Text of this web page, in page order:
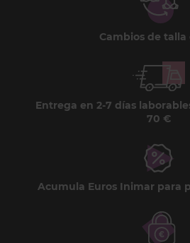
Cambios de talla
Entrega en 2-7 días
70 €
Acumula Euros Inimar para